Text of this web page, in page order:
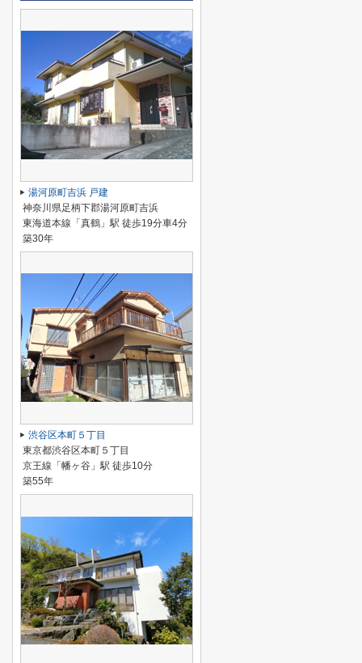
湯河原町吉浜 戸建
神奈川県足柄下郡湯河原町吉浜
東海道本線「真鶴」駅 徒歩19分車4分
築30年
渋谷区本町５丁目
東京都渋谷区本町５丁目
京王線「幡ヶ谷」駅 徒歩10分
築55年